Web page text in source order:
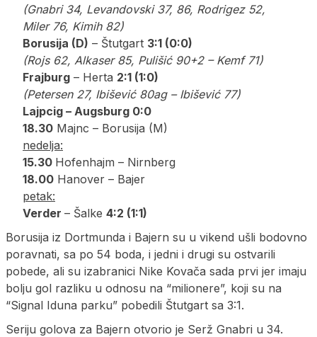
(Gnabri 34, Levandovski 37, 86, Rodrigez 52,
Miler 76, Kimih 82)
Borusija (D) – Štutgart 3:1 (0:0)
(Rojs 62, Alkaser 85, Pulišić 90+2 – Kemf 71)
Frajburg – Herta 2:1 (1:0)
(Petersen 27, Ibišević 80ag – Ibišević 77)
Lajpcig – Augsburg 0:0
18.30 Majnc – Borusija (M)
nedelja:
15.30 Hofenhajm – Nirnberg
18.00 Hanover – Bajer
petak:
Verder – Šalke 4:2 (1:1)
Borusija iz Dortmunda i Bajern su u vikend ušli bodovno
poravnati, sa po 54 boda, i jedni i drugi su ostvarili
pobede, ali su izabranici Nike Kovača sada prvi jer imaju
bolju gol razliku u odnosu na “milionere”, koji su na
“Signal Iduna parku” pobedili Štutgart sa 3:1.
Seriju golova za Bajern otvorio je Serž Gnabri u 34.